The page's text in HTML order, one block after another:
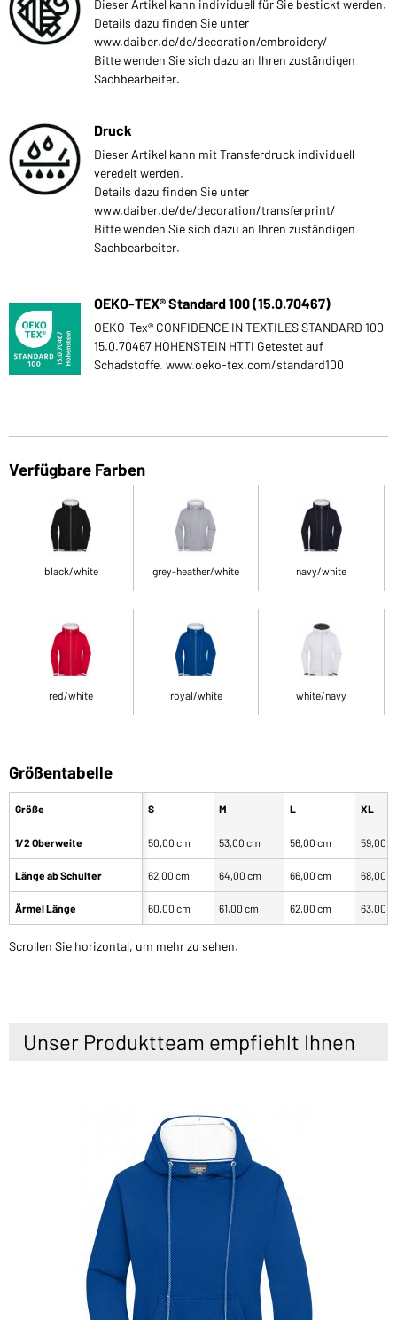
Dieser Artikel kann individuell für Sie bestickt werden.
Details dazu finden Sie unter
www.daiber.de/de/decoration/embroidery/
Bitte wenden Sie sich dazu an Ihren zuständigen
Sachbearbeiter.
Druck
Dieser Artikel kann mit Transferdruck individuell
veredelt werden.
Details dazu finden Sie unter
www.daiber.de/de/decoration/transferprint/
Bitte wenden Sie sich dazu an Ihren zuständigen
Sachbearbeiter.
OEKO-TEX® Standard 100 (15.0.70467)
OEKO-Tex® CONFIDENCE IN TEXTILES STANDARD 100
15.0.70467 HOHENSTEIN HTTI Getestet auf
Schadstoffe. www.oeko-tex.com/standard100
Verfügbare Farben
black/white grey-heather/white navy/white
red/white royal/white white/navy
Größentabelle
Größe
1/2 Oberweite
Länge ab Schulter
Ärmel Länge
S M L XL
50,00 cm 53,00 cm 56,00 cm 59,00
62,00 cm 64,00 cm 66,00 cm 68,00
60,00 cm 61,00 cm 62,00 cm 63,00
Scrollen Sie horizontal, um mehr zu sehen.
Unser Produktteam empfiehlt Ihnen